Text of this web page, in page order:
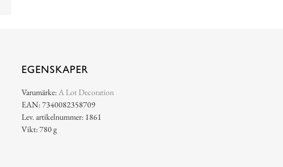
EGENSKAPER
Varumärke:A Lot Decoration
EAN: 7340082358709
Lev. artikelnummer: 1861
Vikt: 780 g